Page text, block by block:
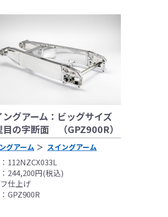
ングアーム：ビッグサイズ
目の字断面 （GPZ900R）
グアーム スイングアーム
112NZCX033L
244,200円(税込)
仕上げ
GPZ900R
着
の
返